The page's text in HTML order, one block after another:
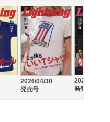
2026/04/30
発売号
2026/03/30
発売号